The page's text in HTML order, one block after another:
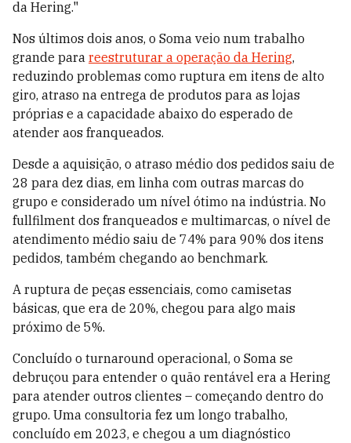
da Hering."
Nos últimos dois anos, o Soma veio num trabalho
grande para reestruturar a operação da Hering,
reduzindo problemas como ruptura em itens de alto
giro, atraso na entrega de produtos para as lojas
próprias e a capacidade abaixo do esperado de
atender aos franqueados.
Desde a aquisição, o atraso médio dos pedidos saiu de
28 para dez dias, em linha com outras marcas do
grupo e considerado um nível ótimo na indústria. No
fullfilment dos franqueados e multimarcas, o nível de
atendimento médio saiu de 74% para 90% dos itens
pedidos, também chegando ao benchmark.
A ruptura de peças essenciais, como camisetas
básicas, que era de 20%, chegou para algo mais
próximo de 5%.
Concluído o turnaround operacional, o Soma se
debruçou para entender o quão rentável era a Hering
para atender outros clientes – começando dentro do
grupo. Uma consultoria fez um longo trabalho,
concluído em 2023, e chegou a um diagnóstico